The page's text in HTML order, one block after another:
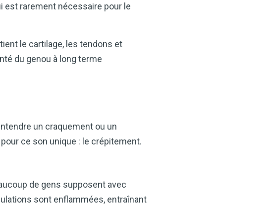
est rarement nécessaire pour le
le cartilage, les tendons et
du genou à long terme
un craquement ou un
ce son unique : le crépitement.
de gens supposent avec
sont enflammées, entraînant